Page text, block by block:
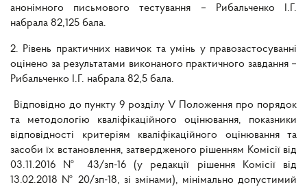
анонімного письмового тестування – Рибальченко І.Г.
набрала 82,125 бала.
2. Рівень практичних навичок та умінь у правозастосуванні
оцінено за результатами виконаного практичного завдання –
Рибальченко І.Г. набрала 82,5 бала.
Відповідно до пункту 9 розділу V Положення про порядок
та методологію кваліфікаційного оцінювання, показники
відповідності критеріям кваліфікаційного оцінювання та
засоби їх встановлення, затвердженого рішенням Комісії від
03.11.2016 № 43/зп-16 (у редакції рішення Комісії від
13.02.2018 № 20/зп-18, зі змінами), мінімально допустимий